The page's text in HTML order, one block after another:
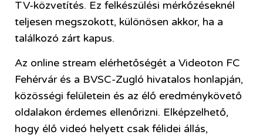
TV-közvetítés. Ez felkészülési mérkőzéseknél
teljesen megszokott, különösen akkor, ha a
találkozó zárt kapus.
Az online stream elérhetőségét a Videoton FC
Fehérvár és a BVSC-Zugló hivatalos honlapján,
közösségi felületein és az élő eredménykövető
oldalakon érdemes ellenőrizni. Elképzelhető,
hogy élő videó helyett csak félidei állás,